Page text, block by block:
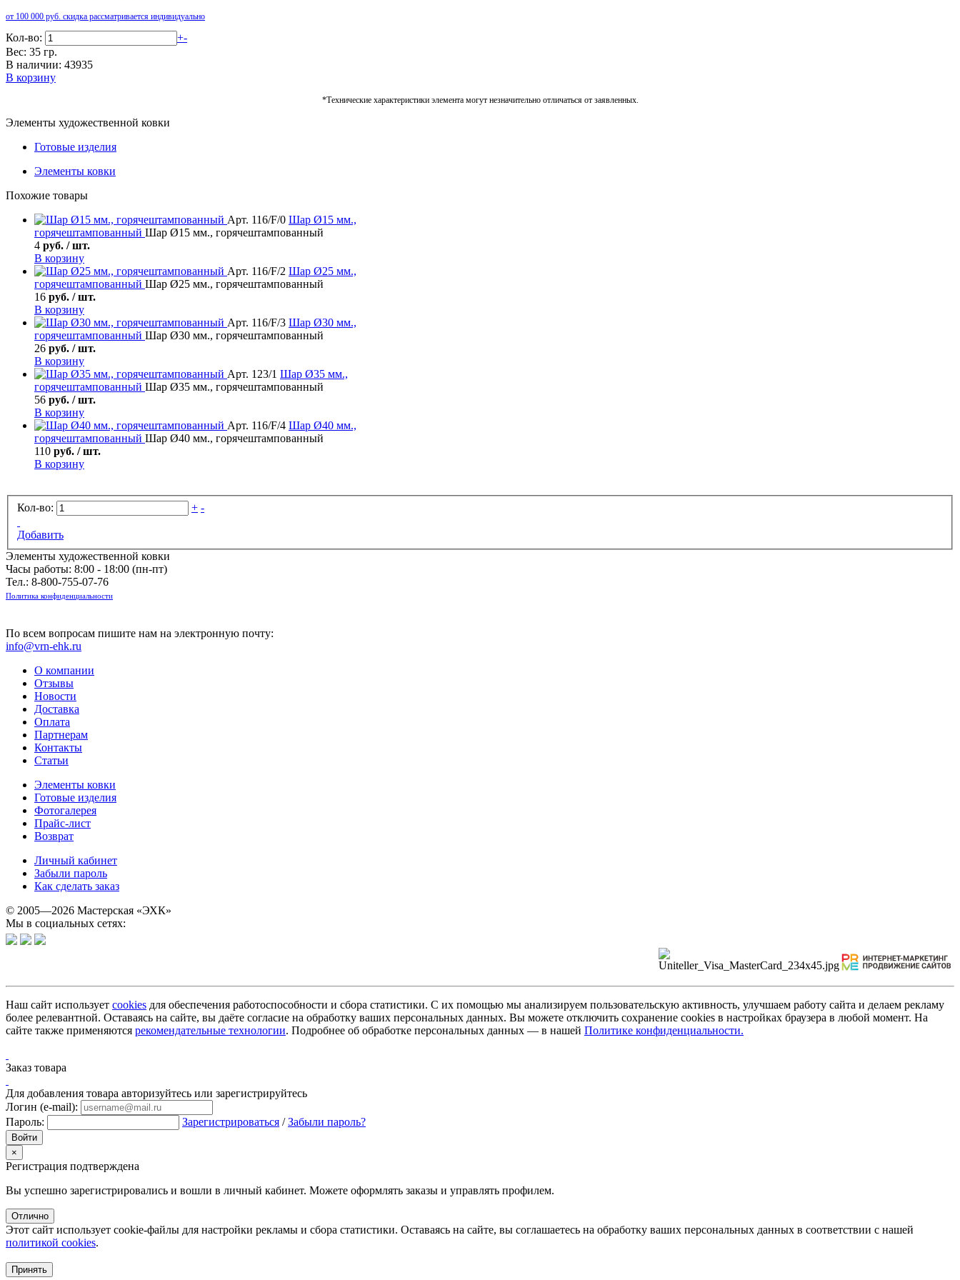
от 100 000 руб. скидка рассматривается индивидуально
Кол-во: +-
Вес: 35 гр.
В наличии: 43935
В корзину
*Технические характеристики элемента могут незначительно отличаться от заявленных.
Элементы художественной ковки
Готовые изделия
Элементы ковки
Похожие товары
Арт. 116/F/0 Шар Ø15 мм.,
горячештампованный Шар Ø15 мм., горячештампованный
4 руб. / шт.
В корзину
Арт. 116/F/2 Шар Ø25 мм.,
горячештампованный Шар Ø25 мм., горячештампованный
16 руб. / шт.
В корзину
Арт. 116/F/3 Шар Ø30 мм.,
горячештампованный Шар Ø30 мм., горячештампованный
26 руб. / шт.
В корзину
Арт. 123/1 Шар Ø35 мм.,
горячештампованный Шар Ø35 мм., горячештампованный
56 руб. / шт.
В корзину
Арт. 116/F/4 Шар Ø40 мм.,
горячештампованный Шар Ø40 мм., горячештампованный
110 руб. / шт.
В корзину
Кол-во: + -
Добавить
Элементы художественной ковки
Часы работы: 8:00 - 18:00 (пн-пт)
Тел.: 8-800-755-07-76
Политика конфиденциальности
По всем вопросам пишите нам на электронную почту:
info@vrn-ehk.ru
О компании
Отзывы
Новости
Доставка
Оплата
Партнерам
Контакты
Статьи
Элементы ковки
Готовые изделия
Фотогалерея
Прайс-лист
Возврат
Личный кабинет
Забыли пароль
Как сделать заказ
© 2005—2026 Мастерская «ЭХК»
Мы в социальных сетях:
Наш сайт использует cookies для обеспечения работоспособности и сбора статистики. С их помощью мы анализируем пользовательскую активность, улучшаем работу сайта и делаем рекламу
более релевантной. Оставаясь на сайте, вы даёте согласие на обработку ваших персональных данных. Вы можете отключить сохранение cookies в настройках браузера в любой момент. На
сайте также применяются рекомендательные технологии. Подробнее об обработке персональных данных — в нашей Политике конфиденциальности.
Заказ товара
Для добавления товара авторизуйтесь или зарегистрируйтесь
Логин (e-mail):
Пароль:
Зарегистрироваться /Забыли пароль?
×
Регистрация подтверждена
Вы успешно зарегистрировались и вошли в личный кабинет. Можете оформлять заказы и управлять профилем.
Отлично
Этот сайт использует cookie-файлы для настройки рекламы и сбора статистики. Оставаясь на сайте, вы соглашаетесь на обработку ваших персональных данных в соответствии с нашей
политикой cookies.
Принять